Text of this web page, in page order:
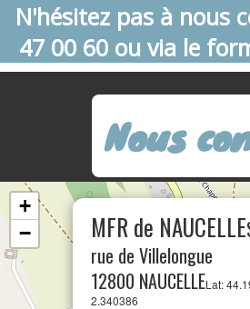
N'hésitez pas à nous
47 00 60 ou via le
Nous
MFR de NAUCELLE
rue de Villelongue
12800 NAUCELLELat:
2.340386
+
−